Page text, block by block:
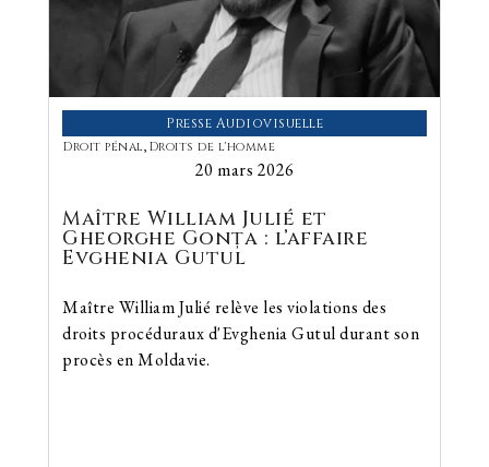
Presse Audiovisuelle
Droit pénal, Droits de l'homme
20 mars 2026
Maître William Julié et
Gheorghe Gonța : l’affaire
Evghenia Gutul
Maître William Julié relève les violations des
droits procéduraux d'Evghenia Gutul durant son
procès en Moldavie.